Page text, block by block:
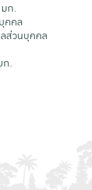
มก.
คคล
ส่วนบุคคล
ก.